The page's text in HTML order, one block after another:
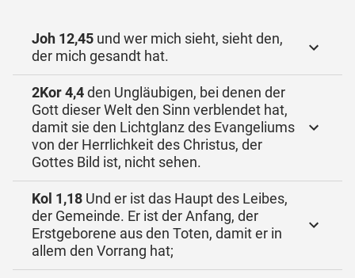
Joh 12,45 und wer mich sieht, sieht den,
der mich gesandt hat.
2Kor 4,4den Ungläubigen, bei denen der
Gott dieser Welt den Sinn verblendet hat,
damit sie den Lichtglanz des Evangeliums
von der Herrlichkeit des Christus, der
Gottes Bild ist, nicht sehen.
Kol 1,18 Und er ist das Haupt des Leibes,
der Gemeinde. Er ist der Anfang, der
Erstgeborene aus den Toten, damit er in
allem den Vorrang hat;